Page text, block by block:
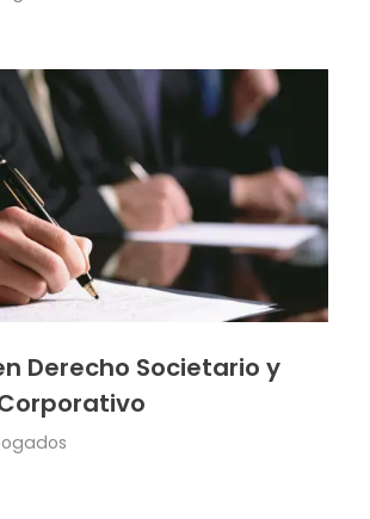
Derecho Societario y